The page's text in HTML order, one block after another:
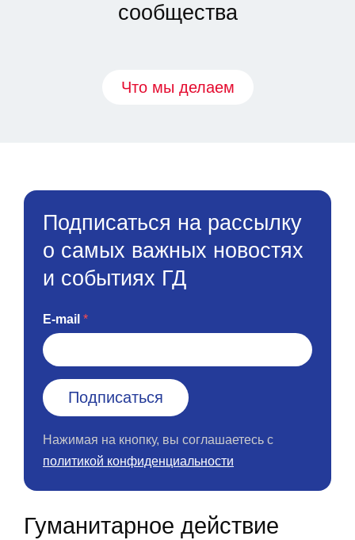
сообщества
Что мы делаем
Подписаться на рассылку
о самых важных новостях
и событиях ГД
E-mail
Нажимая на кнопку, вы соглашаетесь с
политикой конфиденциальности
Гуманитарное действие